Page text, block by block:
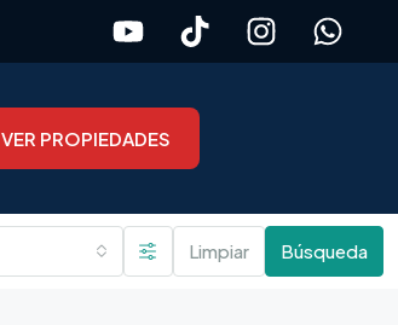
VER PROPIEDADES
Limpiar Búsqueda